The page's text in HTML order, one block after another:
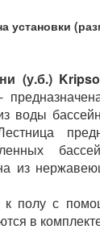
установки
(у.б.)
воды
из
к полу с
в